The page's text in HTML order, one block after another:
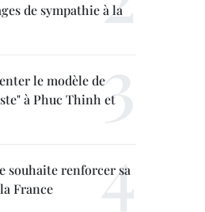
de sympathie à la
le modèle de
à Phuc Thinh et
renforcer sa
France